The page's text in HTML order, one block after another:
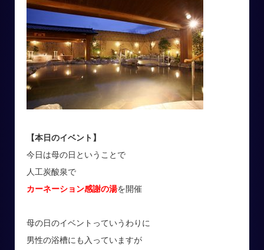
【本日のイベント】
今日は母の日ということで
人工炭酸泉で
カーネーション感謝の湯を開催
母の日のイベントっていうわりに
男性の浴槽にも入っていますが